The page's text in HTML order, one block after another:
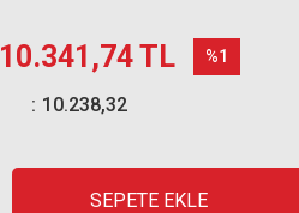
10.341,74 TL %1
10.238,32
SEPETE EKLE